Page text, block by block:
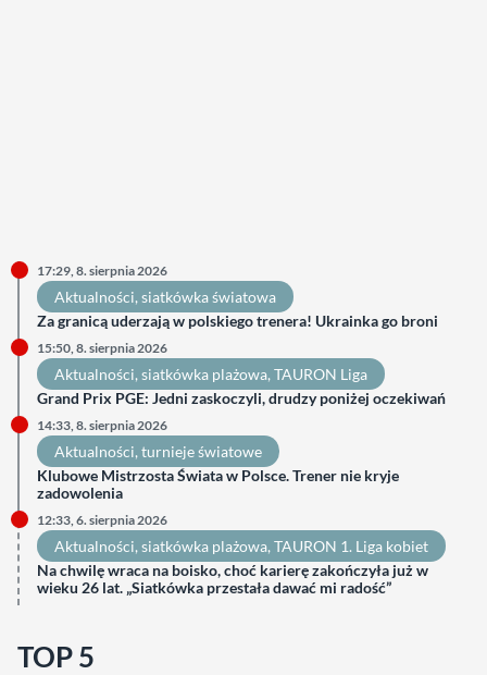
17:29, 8. sierpnia 2026
Aktualności, siatkówka światowa
Za granicą uderzają w polskiego trenera! Ukrainka go broni
15:50, 8. sierpnia 2026
Aktualności, siatkówka plażowa, TAURON Liga
Grand Prix PGE: Jedni zaskoczyli, drudzy poniżej oczekiwań
14:33, 8. sierpnia 2026
Aktualności, turnieje światowe
Klubowe Mistrzosta Świata w Polsce. Trener nie kryje
zadowolenia
12:33, 6. sierpnia 2026
Aktualności, siatkówka plażowa, TAURON 1. Liga kobiet
Na chwilę wraca na boisko, choć karierę zakończyła już w
wieku 26 lat. „Siatkówka przestała dawać mi radość”
TOP 5